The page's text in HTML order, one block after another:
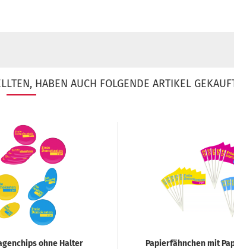
HABEN AUCH FOLGENDE ARTIKEL
ohne Halter
Papierfähnchen mit